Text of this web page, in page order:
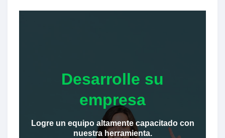
Desarrolle su
empresa
Logre un equipo altamente capacitado con
nuestra herramienta.